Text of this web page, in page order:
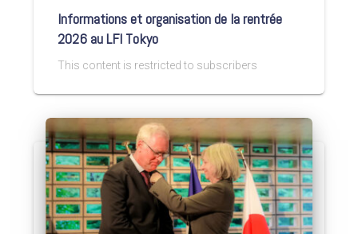
Informations et organisation de la rentrée
2026 au LFI Tokyo
This content is restricted to subscribers